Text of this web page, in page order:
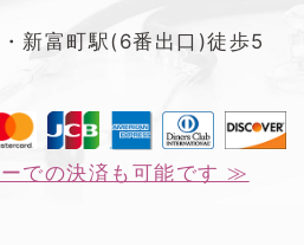
新富町駅(6番出口)徒歩5
での決済も可能です ≫